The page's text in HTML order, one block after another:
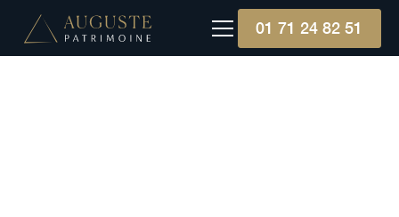
01 71 24 82 51